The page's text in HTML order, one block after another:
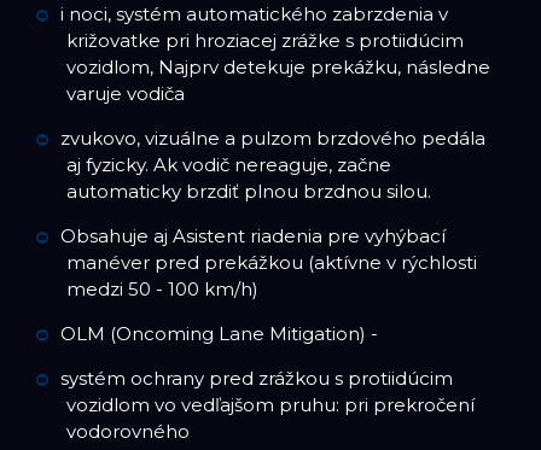
i noci, systém automatického zabrzdenia v
križovatke pri hroziacej zrážke s protiidúcim
vozidlom, Najprv detekuje prekážku, následne
varuje vodiča
zvukovo, vizuálne a pulzom brzdového pedála
aj fyzicky. Ak vodič nereaguje, začne
automaticky brzdiť plnou brzdnou silou.
Obsahuje aj Asistent riadenia pre vyhýbací
manéver pred prekážkou (aktívne v rýchlosti
medzi 50 - 100 km/h)
OLM (Oncoming Lane Mitigation) -
systém ochrany pred zrážkou s protiidúcim
vozidlom vo vedľajšom pruhu: pri prekročení
vodorovného